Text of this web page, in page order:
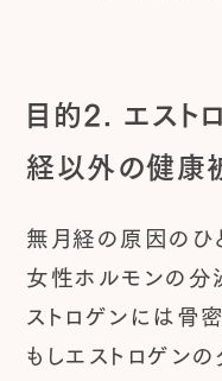
目的2. エスト
経以外の健康
無月経の原因のひ
女性ホルモンの分
ストロゲンには骨
もしエストロゲン